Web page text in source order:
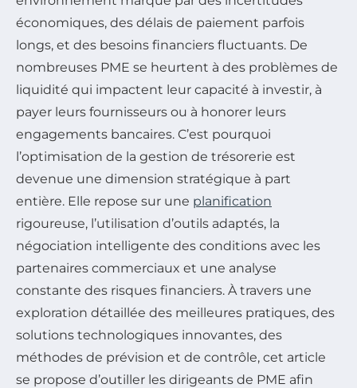
économiques, des délais de paiement parfois
longs, et des besoins financiers fluctuants. De
nombreuses PME se heurtent à des problèmes de
liquidité qui impactent leur capacité à investir, à
payer leurs fournisseurs ou à honorer leurs
engagements bancaires. C’est pourquoi
l’optimisation de la gestion de trésorerie est
devenue une dimension stratégique à part
entière. Elle repose sur une planification
rigoureuse, l’utilisation d’outils adaptés, la
négociation intelligente des conditions avec les
partenaires commerciaux et une analyse
constante des risques financiers. À travers une
exploration détaillée des meilleures pratiques, des
solutions technologiques innovantes, des
méthodes de prévision et de contrôle, cet article
se propose d’outiller les dirigeants de PME afin